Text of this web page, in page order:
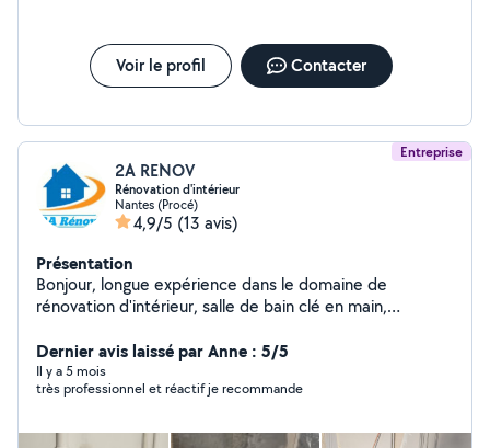
Voir le profil Contacter
Entreprise
2A RENOV
Rénovation d'intérieur
Nantes (Procé)
4,9/5 (13 avis)
Présentation
Bonjour, longue expérience dans le domaine de
rénovation d'intérieur, salle de bain clé en main,
propose mes services pour réaliser vos projets,
Dernier avis laissé par Anne : 5/5
Il y a 5 mois
très professionnel et réactif je recommande